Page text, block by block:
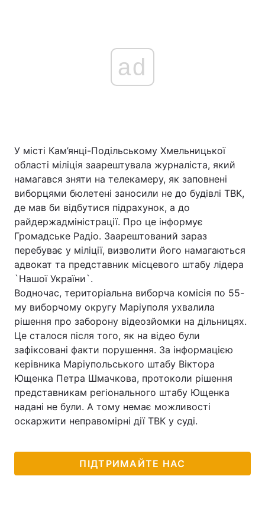
ad
У місті Кам’янці-Подільському Хмельницької
області міліція заарештувала журналіста, який
намагався зняти на телекамеру, як заповнені
виборцями бюлетені заносили не до будівлі ТВК,
де мав би відбутися підрахунок, а до
райдержадміністрації. Про це інформує
Громадське Радіо. Заарештований зараз
перебуває у міліції, визволити його намагаються
адвокат та представник місцевого штабу лідера
`Нашої України`.
Водночас, територіальна виборча комісія по 55-
му виборчому округу Маріуполя ухвалила
рішення про заборону відеозйомки на дільницях.
Це сталося після того, як на відео були
зафіксовані факти порушення. За інформацією
керівника Маріупольського штабу Віктора
Ющенка Петра Шмачкова, протоколи рішення
представникам регіонального штабу Ющенка
надані не були. А тому немає можливості
оскаржити неправомірні дії ТВК у суді.
ПІДТРИМАЙТЕ НАС